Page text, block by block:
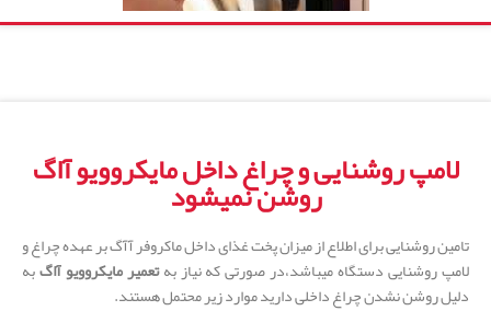
لامپ روشنایی و چراغ داخل مایکروویو آاگ
روشن نمیشود
تامین روشنایی برای اطلاع از میزان پخت غذای داخل ماکروفر آآگ بر عهده چراغ و
لامپ روشنایی دستگاه میباشد،در صورتی که نیاز بهتعمیر مایکروویو آاگبه
دلیل روشن نشدن چراغ داخلی دارید موارد زیر محتمل هستند.